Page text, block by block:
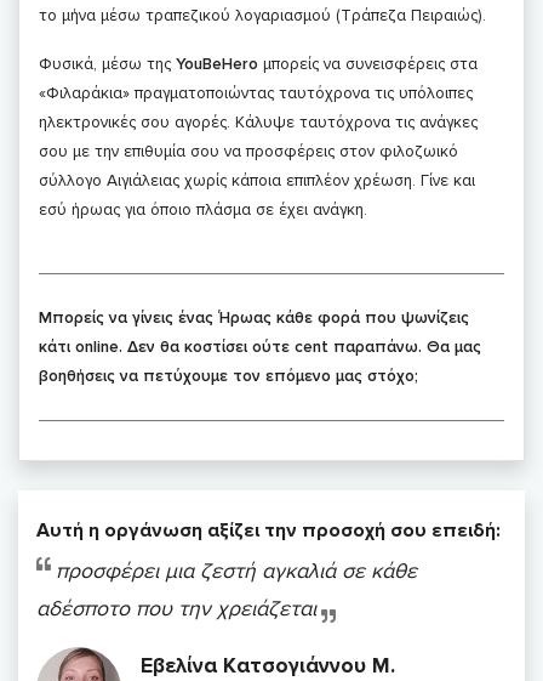
το μήνα μέσω τραπεζικού λογαριασμού (Τράπεζα Πειραιώς).
Φυσικά, μέσω της YouBeHero μπορείς να συνεισφέρεις στα
«Φιλαράκια» πραγματοποιώντας ταυτόχρονα τις υπόλοιπες
ηλεκτρονικές σου αγορές. Κάλυψε ταυτόχρονα τις ανάγκες
σου με την επιθυμία σου να προσφέρεις στον φιλοζωικό
σύλλογο Αιγιάλειας χωρίς κάποια επιπλέον χρέωση. Γίνε και
εσύ ήρωας για όποιο πλάσμα σε έχει ανάγκη.
Μπορείς να γίνεις ένας Ήρωας κάθε φορά που ψωνίζεις
κάτι online. Δεν θα κοστίσει ούτε cent παραπάνω. Θα μας
βοηθήσεις να πετύχουμε τον επόμενο μας στόχο;
Αυτή η οργάνωση αξίζει την προσοχή σου επειδή:
προσφέρει μια ζεστή αγκαλιά σε κάθε
αδέσποτο που την χρειάζεται
Εβελίνα Κατσογιάννου Μ.